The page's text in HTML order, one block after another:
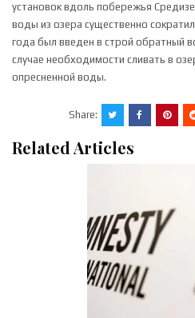
установок вдоль побережья
воды из озера существенно
года был введен в строй обратный
случае необходимости сливать в
опресненной воды.
Share:
Related Articles